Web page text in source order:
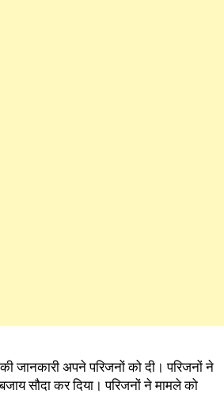
जानकारी अपने परिजनों को दी। परिजनों ने
सौदा कर दिया। परिजनों ने मामले को